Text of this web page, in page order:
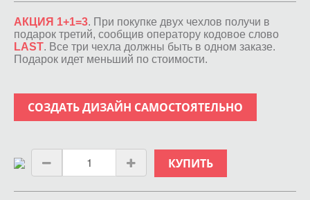
АКЦИЯ 1+1=3. При покупке двух чехлов получи в
подарок третий, сообщив оператору кодовое слово
LAST. Все три чехла должны быть в одном заказе.
Подарок идет меньший по стоимости.
СОЗДАТЬ ДИЗАЙН САМОСТОЯТЕЛЬНО
КУПИТЬ